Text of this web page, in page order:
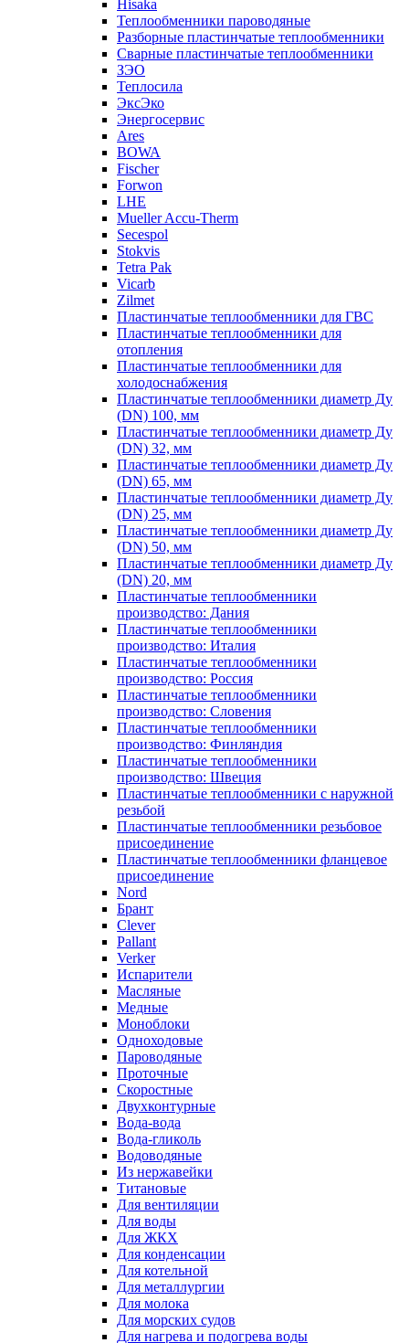
Hisaka
Теплообменники пароводяные
Разборные пластинчатые теплообменники
Сварные пластинчатые теплообменники
ЗЭО
Теплосила
ЭксЭко
Энергосервис
Ares
BOWA
Fischer
Forwon
LHE
Mueller Accu-Therm
Secespol
Stokvis
Tetra Pak
Vicarb
Zilmet
Пластинчатые теплообменники для ГВС
Пластинчатые теплообменники для
отопления
Пластинчатые теплообменники для
холодоснабжения
Пластинчатые теплообменники диаметр Ду
(DN) 100, мм
Пластинчатые теплообменники диаметр Ду
(DN) 32, мм
Пластинчатые теплообменники диаметр Ду
(DN) 65, мм
Пластинчатые теплообменники диаметр Ду
(DN) 25, мм
Пластинчатые теплообменники диаметр Ду
(DN) 50, мм
Пластинчатые теплообменники диаметр Ду
(DN) 20, мм
Пластинчатые теплообменники
производство: Дания
Пластинчатые теплообменники
производство: Италия
Пластинчатые теплообменники
производство: Россия
Пластинчатые теплообменники
производство: Словения
Пластинчатые теплообменники
производство: Финляндия
Пластинчатые теплообменники
производство: Швеция
Пластинчатые теплообменники с наружной
резьбой
Пластинчатые теплообменники резьбовое
присоединение
Пластинчатые теплообменники фланцевое
присоединение
Nord
Брант
Clever
Pallant
Verker
Испарители
Масляные
Медные
Моноблоки
Одноходовые
Пароводяные
Проточные
Скоростные
Двухконтурные
Вода-вода
Вода-гликоль
Водоводяные
Из нержавейки
Титановые
Для вентиляции
Для воды
Для ЖКХ
Для конденсации
Для котельной
Для металлургии
Для молока
Для морских судов
Для нагрева и подогрева воды